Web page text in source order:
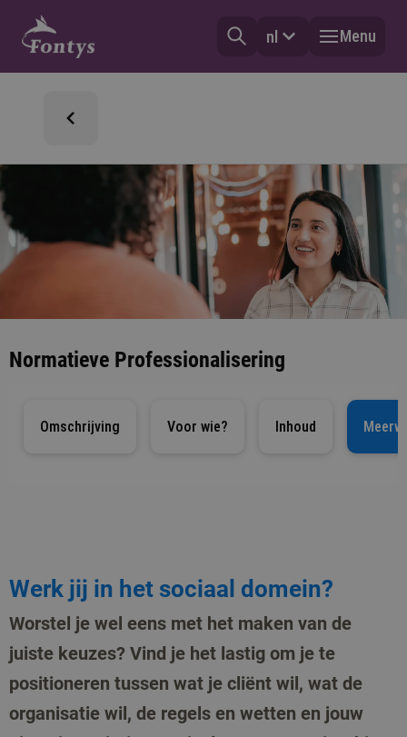
nl Menu
Normatieve Professionalisering
Omschrijving Voor wie? Inhoud
Werk jij in het sociaal domein?
Worstel je wel eens met het maken van de
juiste keuzes? Vind je het lastig om je te
positioneren tussen wat je cliënt wil, wat de
organisatie wil, de regels en wetten en jouw